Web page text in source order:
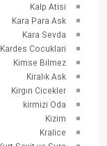
Kalp Atisi
Kara Para Ask
Kara Sevda
Kardes Cocuklari
Kimse Bilmez
Kiralık Ask
Kirgın Cicekler
kirmizi Oda
Kizim
Kralice